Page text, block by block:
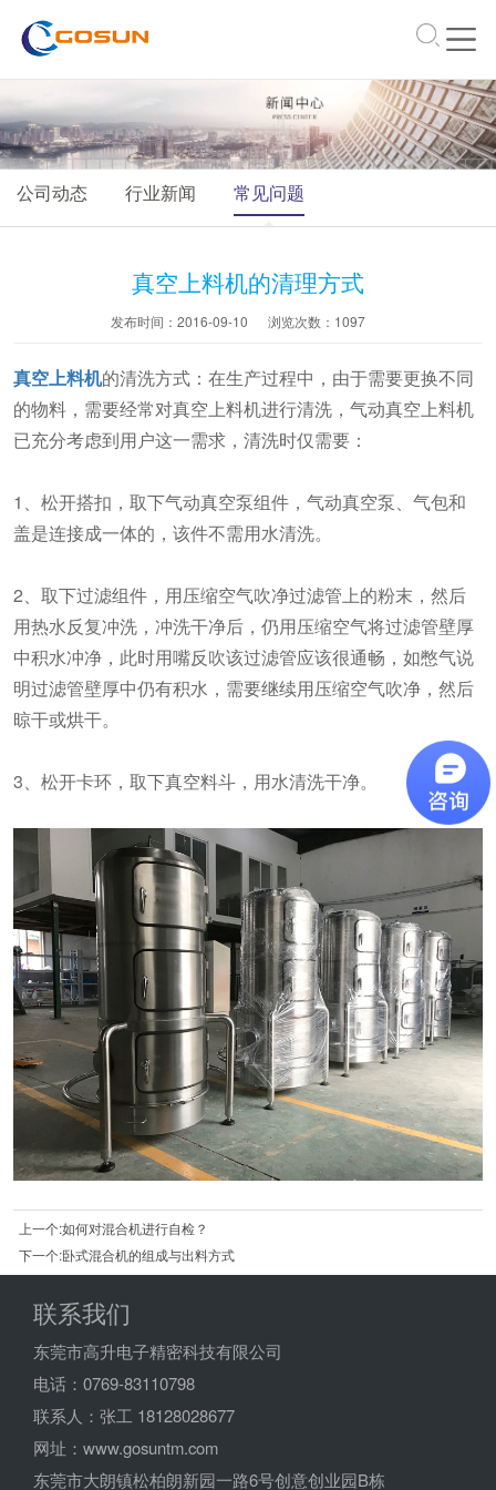
公司动态 行业新闻 常见问题
真空上料机的清理方式
发布时间：2016-09-10 浏览次数： 1097
真空上料机的清洗方式：在生产过程中，由于需要更换不同
的物料，需要经常对真空上料机进行清洗，气动真空上料机
已充分考虑到用户这一需求，清洗时仅需要：
1、松开搭扣，取下气动真空泵组件，气动真空泵、气包和
盖是连接成一体的，该件不需用水清洗。
2、取下过滤组件，用压缩空气吹净过滤管上的粉末，然后
用热水反复冲洗，冲洗干净后，仍用压缩空气将过滤管壁厚
中积水冲净，此时用嘴反吹该过滤管应该很通畅，如憋气说
明过滤管壁厚中仍有积水，需要继续用压缩空气吹净，然后
晾干或烘干。
3、松开卡环，取下真空料斗，用水清洗干净。
上一个:如何对混合机进行自检？
下一个:卧式混合机的组成与出料方式
联系我们
东莞市高升电子精密科技有限公司
电话：0769-83110798
联系人：张工 18128028677
网址：www.gosuntm.com
东莞市大朗镇松柏朗新园一路6号创意创业园B栋